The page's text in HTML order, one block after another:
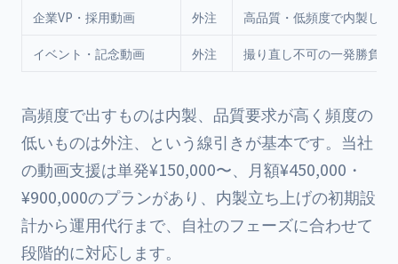
企業VP・採用動画 外注 高品質・低頻度で内製しに
イベント・記念動画 外注 撮り直し不可の一発勝負
高頻度で出すものは内製、品質要求が高く頻度の
低いものは外注、という線引きが基本です。当社
の動画支援は単発¥150,000〜、月額¥450,000・
¥900,000のプランがあり、内製立ち上げの初期設
計から運用代行まで、自社のフェーズに合わせて
段階的に対応します。